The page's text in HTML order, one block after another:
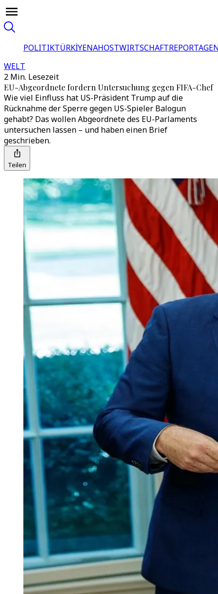
POLITIKTÜRKİYENAHOSTWIRTSCHAFT
WELT
2 Min. Lesezeit
EU-Abgeordnete fordern Untersuchung gegen FIFA-Chef
Wie viel Einfluss hat US-Präsident Trump auf die
Rücknahme der Sperre gegen US-Spieler Balogun
gehabt? Das wollen Abgeordnete des EU-Parlaments
untersuchen lassen – und haben einen Brief
geschrieben.
Teilen